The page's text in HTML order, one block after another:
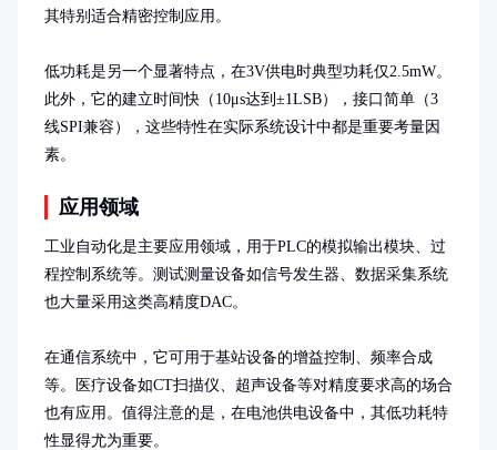
其特别适合精密控制应用。
低功耗是另一个显著特点，在3V供电时典型功耗仅2.5mW。
此外，它的建立时间快（10μs达到±1LSB），接口简单（3
线SPI兼容），这些特性在实际系统设计中都是重要考量因
素。
应用领域
工业自动化是主要应用领域，用于PLC的模拟输出模块、过
程控制系统等。测试测量设备如信号发生器、数据采集系统
也大量采用这类高精度DAC。
在通信系统中，它可用于基站设备的增益控制、频率合成
等。医疗设备如CT扫描仪、超声设备等对精度要求高的场合
也有应用。值得注意的是，在电池供电设备中，其低功耗特
性显得尤为重要。